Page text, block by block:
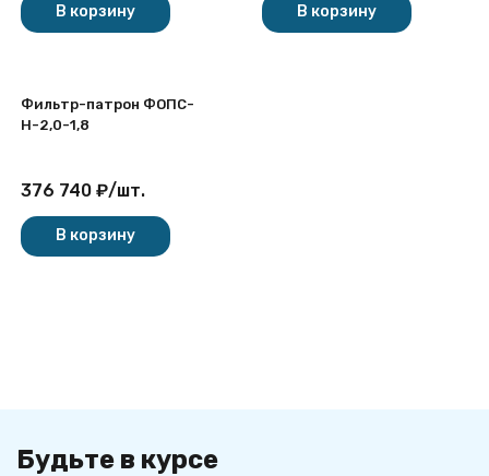
В корзину В корзину
Фильтр-патрон ФОПС-
Н-2,0-1,8
376 740 ₽/шт.
В корзину
Будьте в курсе